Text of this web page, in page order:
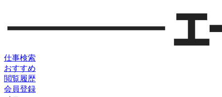
仕事検索
おすすめ
閲覧履歴
会員登録